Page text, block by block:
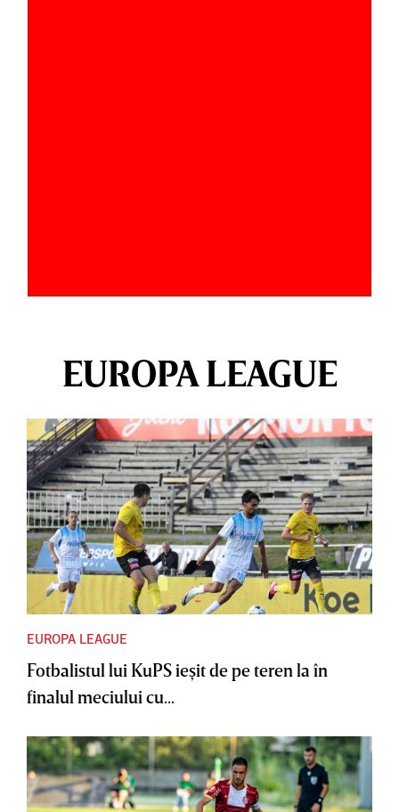
EUROPA LEAGUE
EUROPA LEAGUE
Fotbalistul lui KuPS ieşit de pe teren la în
finalul meciului cu...